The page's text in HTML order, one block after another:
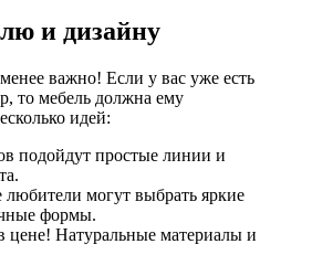
и дизайну
важно! Если у вас уже есть
то мебель должна ему
идей:
подойдут простые линии и
любители могут выбрать яркие
формы.
цене! Натуральные материалы и